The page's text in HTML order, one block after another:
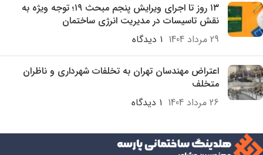
۱۳ روز تا اجرای ویرایش پنجم مبحث ۱۹؛ توجه ویژه به
نقش تاسیسات در مدیریت انرژی ساختمان
29 مرداد 1404
۱ دیدگاه
اعتراض مهندسان تهران به تخلفات شهرداری و ناظران
متخلف
26 مرداد 1404
۱ دیدگاه